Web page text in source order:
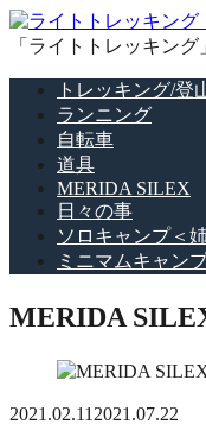
「ライトトレッキン
トレッキング/登
ランニング
自転車
道具
MERIDA SILEX
日々の事
ソロキャンプ＜
ミニマムキャン
MERIDA
2021.02.11 2021.07.22